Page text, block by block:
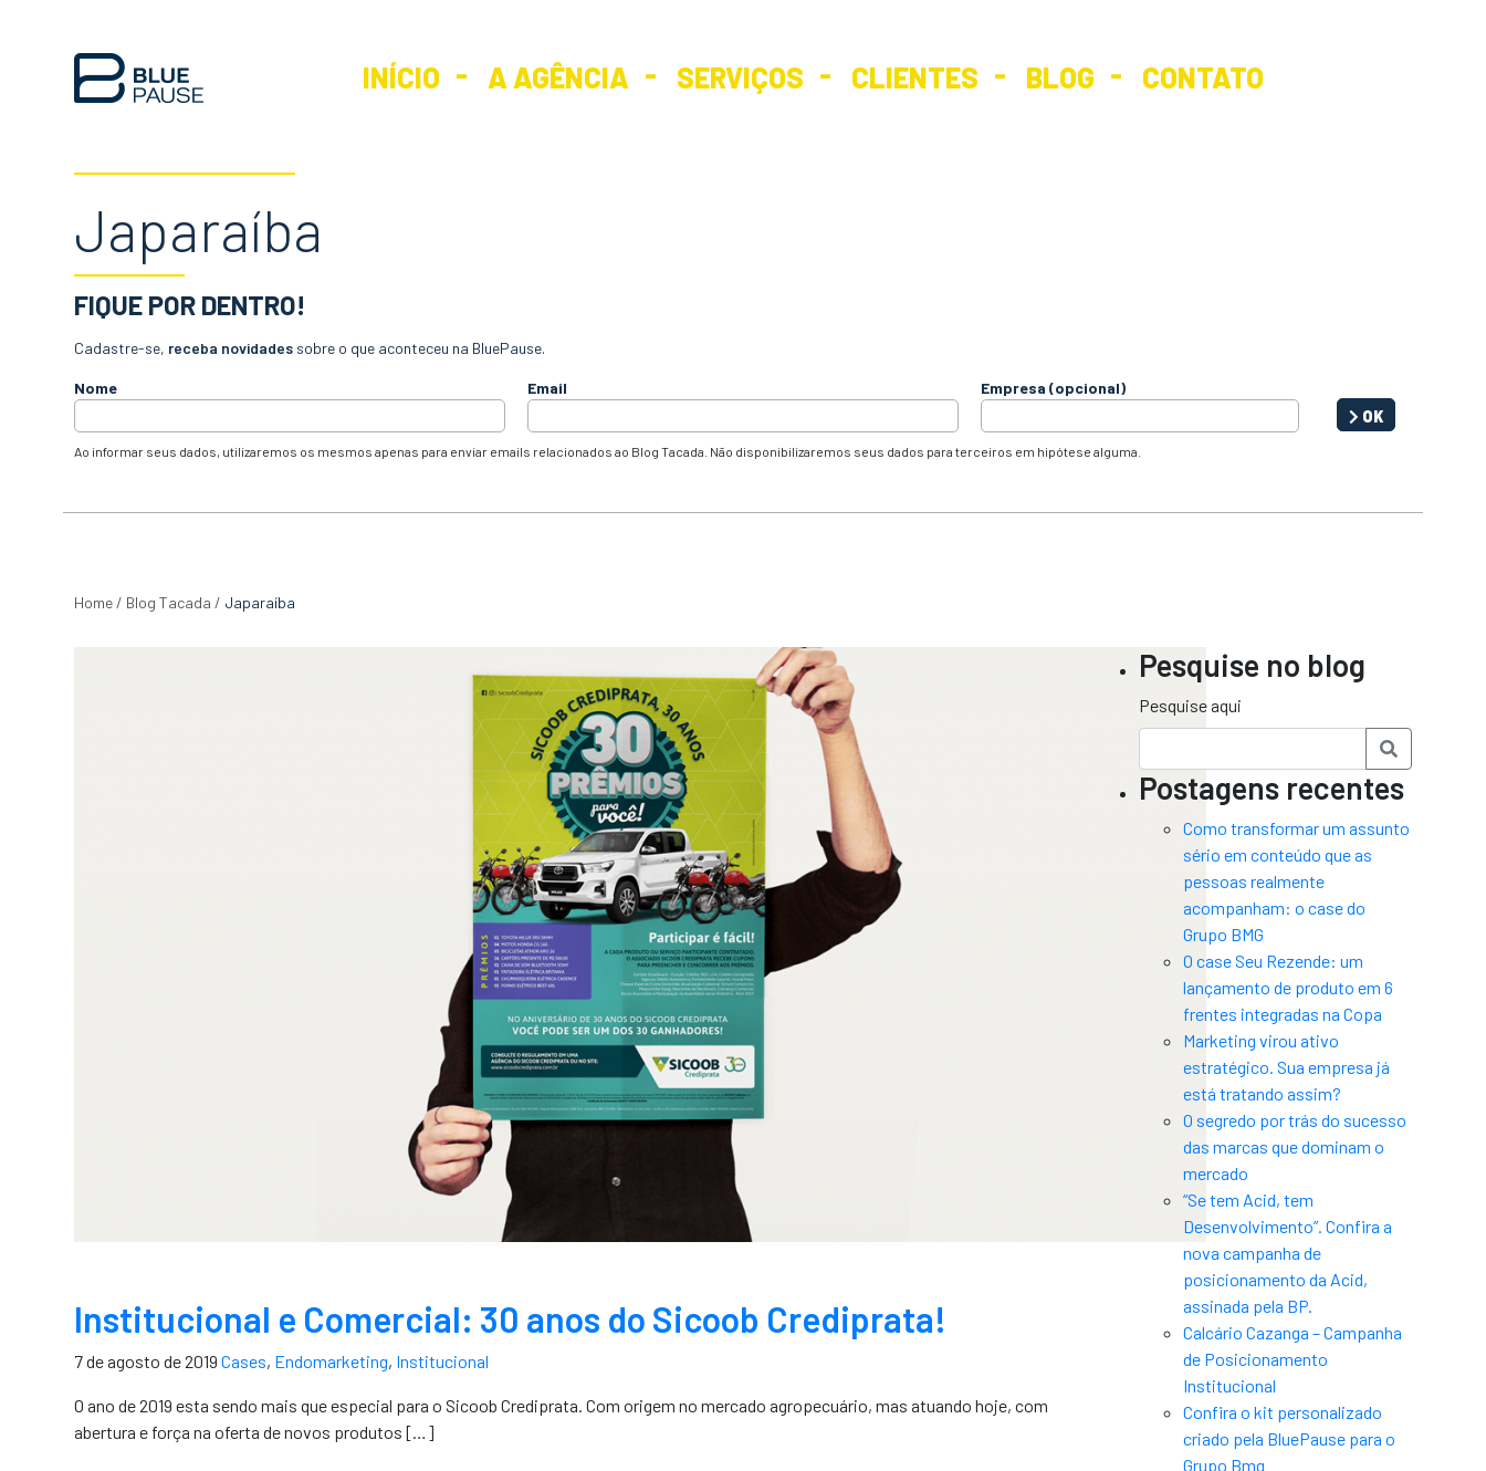
INÍCIO A AGÊNCIA SERVIÇOS CLIENTES BLOG CONTATO
Japaraíba
FIQUE POR DENTRO!
Cadastre-se, receba novidades sobre o que aconteceu na BluePause.
Nome Email Empresa (opcional)
Ao informar seus dados, utilizaremos os mesmos apenas para enviar emails relacionados ao Blog Tacada. Não disponibilizaremos seus dados para terceiros em hipótese alguma.
OK
Home / Blog Tacada / Japaraíba
Institucional e Comercial: 30 anos do Sicoob Crediprata!
7 de agosto de 2019 Cases, Endomarketing, Institucional
O ano de 2019 esta sendo mais que especial para o Sicoob Crediprata. Com origem no mercado agropecuário, mas atuando hoje, com
abertura e força na oferta de novos produtos […]
Pesquise no blog
Pesquise aqui
Postagens recentes
Como transformar um assunto
sério em conteúdo que as
pessoas realmente
acompanham: o case do
Grupo BMG
O case Seu Rezende: um
lançamento de produto em 6
frentes integradas na Copa
Marketing virou ativo
estratégico. Sua empresa já
está tratando assim?
O segredo por trás do sucesso
das marcas que dominam o
mercado
“Se tem Acid, tem
Desenvolvimento”. Confira a
nova campanha de
posicionamento da Acid,
assinada pela BP.
Calcário Cazanga – Campanha
de Posicionamento
Institucional
Confira o kit personalizado
criado pela BluePause para o
Grupo Bmg